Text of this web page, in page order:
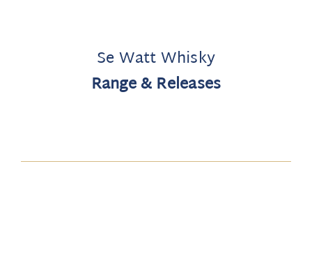
Se Watt Whisky
Range & Releases